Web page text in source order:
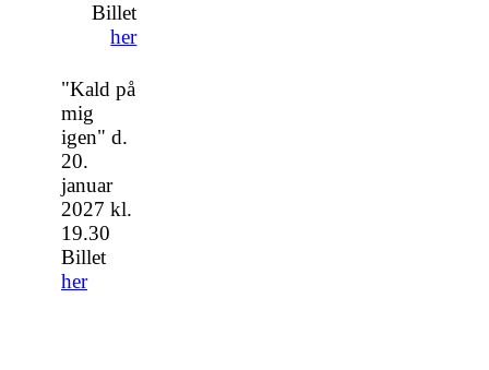
Billet
her
"Kald på
mig
igen" d.
20.
januar
2027 kl.
19.30
Billet
her